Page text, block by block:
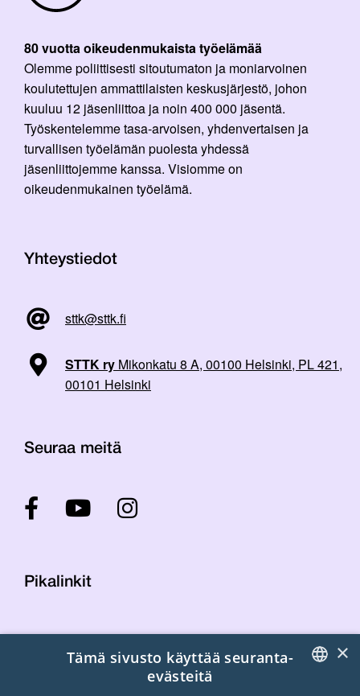
80 vuotta oikeudenmukaista työelämää
Olemme poliittisesti sitoutumaton ja moniarvoinen
koulutettujen ammattilaisten keskusjärjestö, johon
kuuluu 12 jäsenliittoa ja noin 400 000 jäsentä.
Työskentelemme tasa-arvoisen, yhdenvertaisen ja
turvallisen työelämän puolesta yhdessä
jäsenliittojemme kanssa. Visiomme on
oikeudenmukainen työelämä.
Yhteystiedot
sttk@sttk.fi
STTK ry Mikonkatu 8 A, 00100 Helsinki, PL 421,
00101 Helsinki
Seuraa meitä
Pikalinkit
Laskutustiedot
×
Tämä sivusto käyttää seuranta-
evästeitä